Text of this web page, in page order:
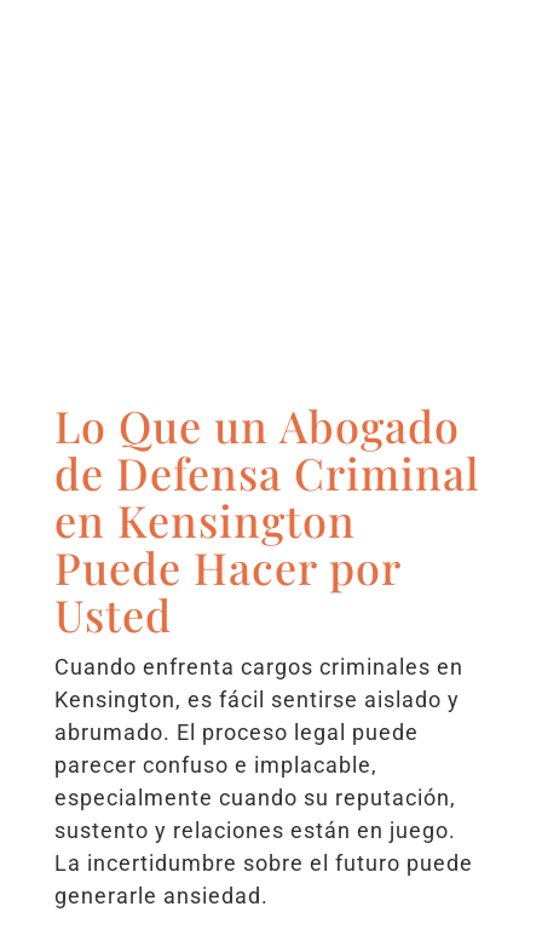
Lo Que un Abogado
de Defensa Criminal
en Kensington
Puede Hacer por
Usted
Cuando enfrenta cargos criminales en
Kensington, es fácil sentirse aislado y
abrumado. El proceso legal puede
parecer confuso e implacable,
especialmente cuando su reputación,
sustento y relaciones están en juego.
La incertidumbre sobre el futuro puede
generarle ansiedad.